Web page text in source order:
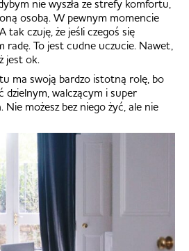
nie wyszła ze strefy komfortu,
osobą. W pewnym momencie
tak czuję, że jeśli czegoś się
radę. To jest cudne uczucie. Nawet,
jest ok.
ma swoją bardzo istotną rolę, bo
dzielnym, walczącym i super
możesz bez niego żyć, ale nie